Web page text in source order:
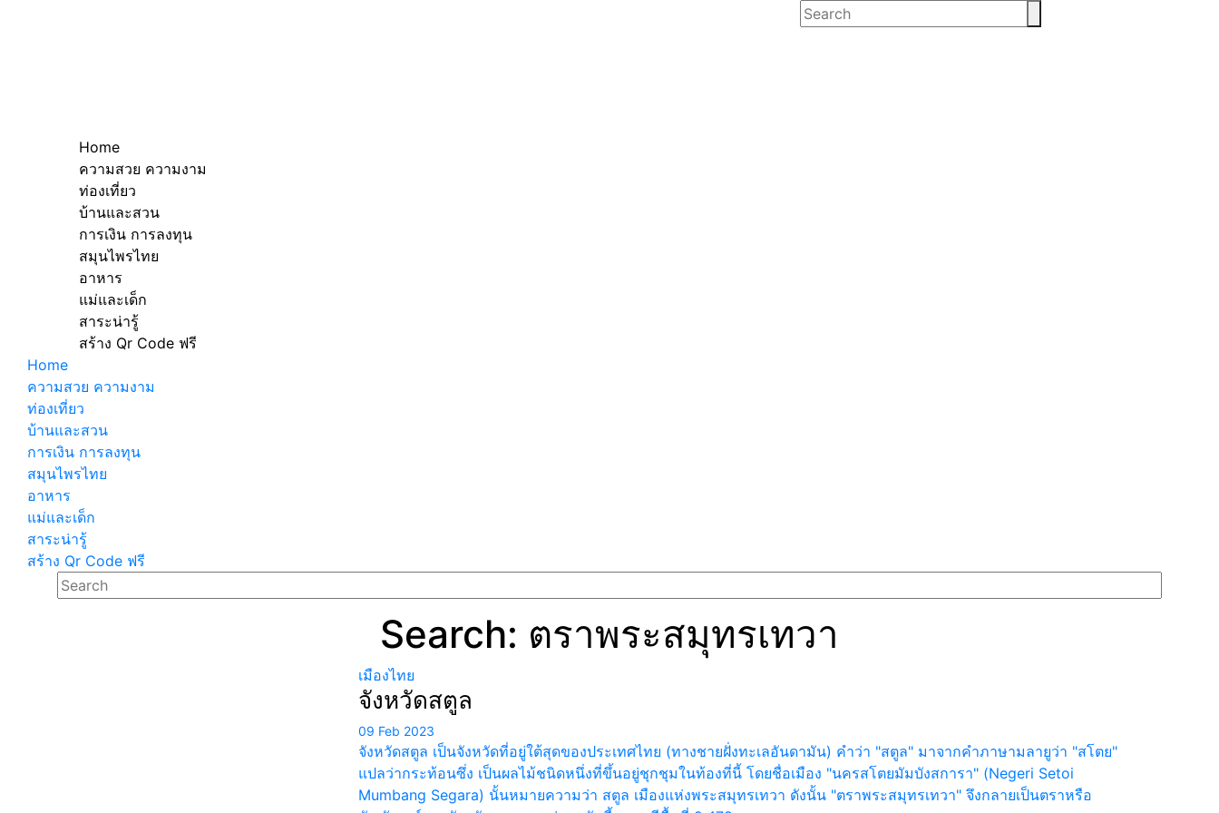
Home
ความสวย ความงาม
ท่องเที่ยว
บ้านและสวน
การเงิน การลงทุน
สมุนไพรไทย
อาหาร
แม่และเด็ก
สาระน่ารู้
สร้าง Qr Code ฟรี
Home
ความสวย ความงาม
ท่องเที่ยว
บ้านและสวน
การเงิน การลงทุน
สมุนไพรไทย
อาหาร
แม่และเด็ก
สาระน่ารู้
สร้าง Qr Code ฟรี
Search: ตราพระสมุทรเทวา
เมืองไทย
จังหวัดสตูล
09 Feb 2023
จังหวัดสตูล เป็นจังหวัดที่อยู่ใต้สุดของประเทศไทย (ทางชายฝั่งทะเลอันดามัน) คำว่า "สตูล" มาจากคำภาษามลายูว่า "สโตย"
แปลว่ากระท้อนซึ่ง เป็นผลไม้ชนิดหนึ่งที่ขึ้นอยู่ชุกชุมในท้องที่นี้ โดยชื่อเมือง "นครสโตยมัมบังสการา" (Negeri Setoi
Mumbang Segara) นั้นหมายความว่า สตูล เมืองแห่งพระสมุทรเทวา ดังนั้น "ตราพระสมุทรเทวา" จึงกลายเป็นตราหรือ